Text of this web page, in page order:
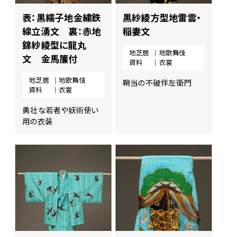
ュ
ー
へ
移
動
表：黒繻子地金繍鉄
線立湧文 裏：赤地
錦紗綾型に龍丸
文 金馬簾付
地芝居
｜地歌舞伎
資料
｜衣裳
勇壮な若者や妖術使い
用の衣装
黒紗綾方型地雷雲・
稲妻文
地芝居
｜地歌舞伎
資料
｜衣裳
鞘当の不破伴左衛門